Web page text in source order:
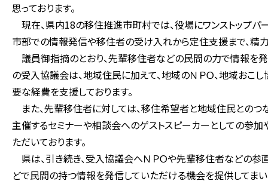
思っております。
現在、県内18の移住推進市町村では、役場にワンストップ
市部での情報発信や移住者の受け入れから定住支援まで、精
議員御指摘のとおり、先輩移住者などの民間の力で情報を発
の受入協議会は、地域住民に加えて、地域のＮＰＯ、地域おこ
要な経費を支援しております。
また、先輩移住者に対しては、移住希望者と地域住民とのつ
主催するセミナーや相談会へのゲストスピーカーとしての参
ただいております。
県は、引き続き、受入協議会へＮＰＯや先輩移住者などの
どで民間の持つ情報を発信していただける機会を提供してまい